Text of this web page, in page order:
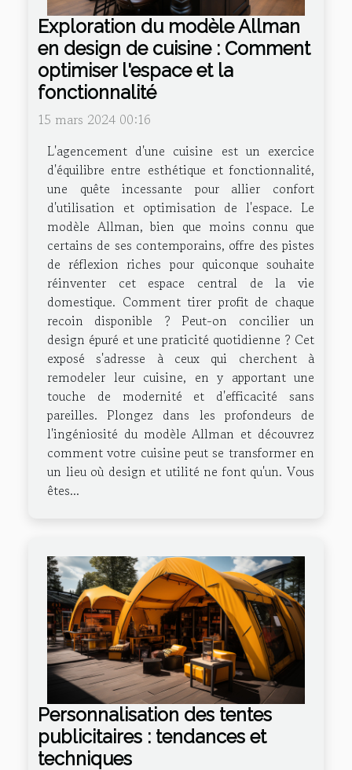
Exploration du modèle Allman
en design de cuisine : Comment
optimiser l'espace et la
fonctionnalité
15 mars 2024 00:16
L'agencement d'une cuisine est un exercice
d'équilibre entre esthétique et fonctionnalité,
une quête incessante pour allier confort
d'utilisation et optimisation de l'espace. Le
modèle Allman, bien que moins connu que
certains de ses contemporains, offre des pistes
de réflexion riches pour quiconque souhaite
réinventer cet espace central de la vie
domestique. Comment tirer profit de chaque
recoin disponible ? Peut-on concilier un
design épuré et une praticité quotidienne ? Cet
exposé s'adresse à ceux qui cherchent à
remodeler leur cuisine, en y apportant une
touche de modernité et d'efficacité sans
pareilles. Plongez dans les profondeurs de
l'ingéniosité du modèle Allman et découvrez
comment votre cuisine peut se transformer en
un lieu où design et utilité ne font qu'un. Vous
êtes...
Personnalisation des tentes
publicitaires : tendances et
techniques